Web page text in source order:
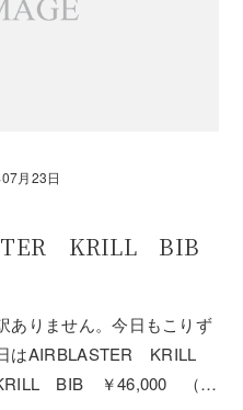
月23日
KRILL BIB
ありません。今日もこりず
はAIRBLASTER KRILL
BIB ￥46,000 （税